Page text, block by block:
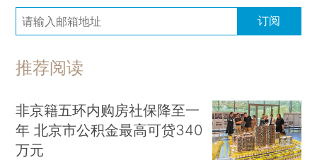
订阅
推荐阅读
非京籍五环内购房社保降至一
年 北京市公积金最高可贷340
万元